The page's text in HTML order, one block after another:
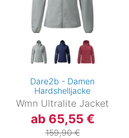
Dare2b - Damen
Hardshelljacke
Wmn Ultralite Jacket
ab 65,55 €
159,90 €